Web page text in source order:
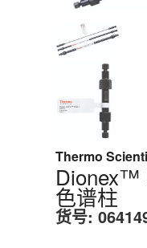
Thermo
Dionex™
色谱柱
货号: